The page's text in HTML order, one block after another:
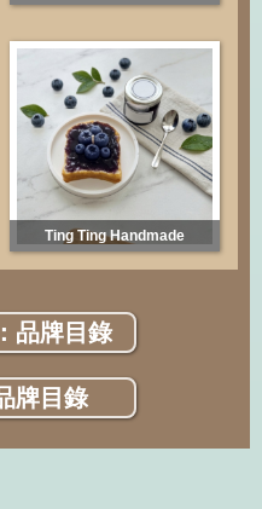
Ting Ting Handmade
品牌目錄
牌目錄